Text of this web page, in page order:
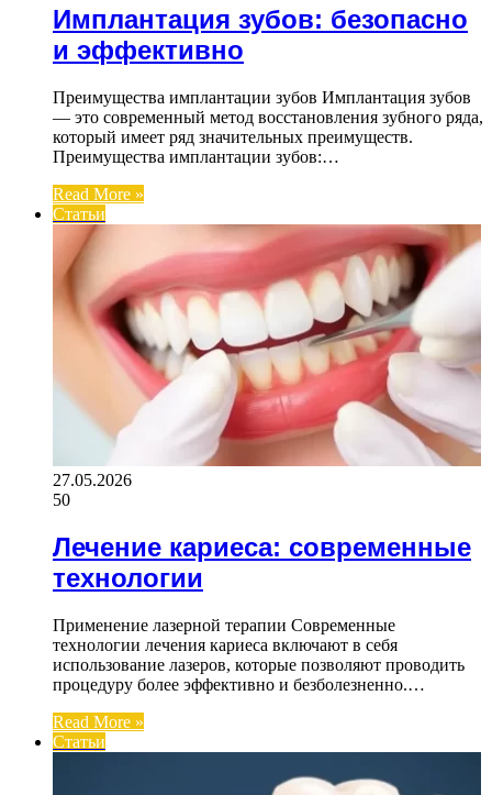
Имплантация зубов: безопасно
и эффективно
Преимущества имплантации зубов Имплантация зубов
— это современный метод восстановления зубного ряда,
который имеет ряд значительных преимуществ.
Преимущества имплантации зубов:…
Read More »
Статьи
27.05.2026
50
Лечение кариеса: современные
технологии
Применение лазерной терапии Современные
технологии лечения кариеса включают в себя
использование лазеров, которые позволяют проводить
процедуру более эффективно и безболезненно.…
Read More »
Статьи